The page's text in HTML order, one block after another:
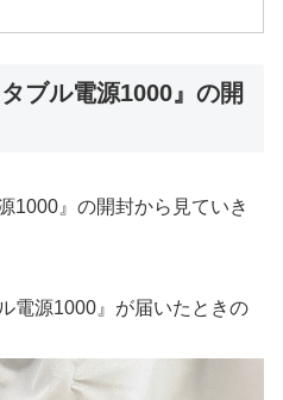
ブル電源1000』の開
1000』の開封から見ていき
電源1000』が届いたときの